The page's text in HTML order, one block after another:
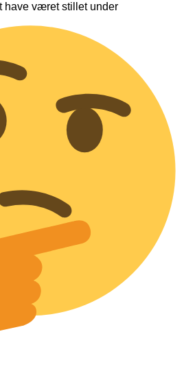
have været stillet under